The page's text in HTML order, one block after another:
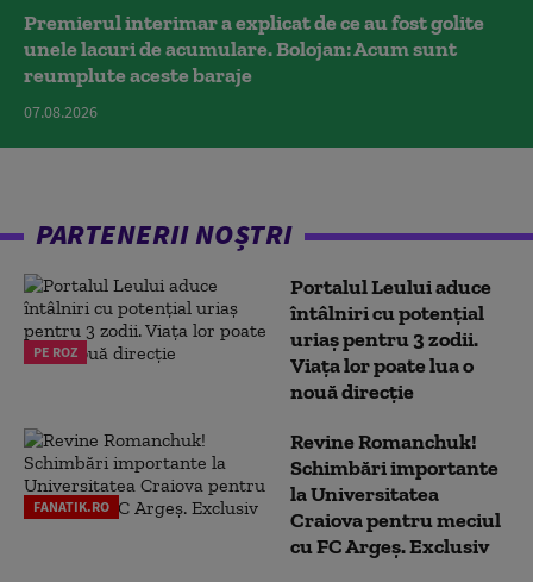
Premierul interimar a explicat de ce au fost golite
unele lacuri de acumulare. Bolojan: Acum sunt
reumplute aceste baraje
07.08.2026
PARTENERII NOȘTRI
PE ROZ
Portalul Leului aduce
întâlniri cu potențial
uriaș pentru 3 zodii.
Viața lor poate lua o
nouă direcție
FANATIK.RO
Revine Romanchuk!
Schimbări importante
la Universitatea
Craiova pentru meciul
cu FC Argeş. Exclusiv